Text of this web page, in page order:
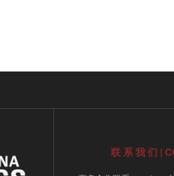
联 系 我 们 |